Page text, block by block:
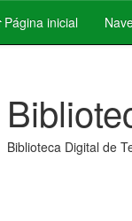
Página inicial
Biblioteca Digital de